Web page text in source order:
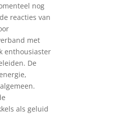
nog
reacties van
met
enthousiaster
De
als geluid